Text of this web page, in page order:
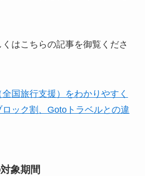
はこちらの記事を御覧くださ
国旅行支援）をわかりやすく
ック割、Gotoトラベルとの違
象期間